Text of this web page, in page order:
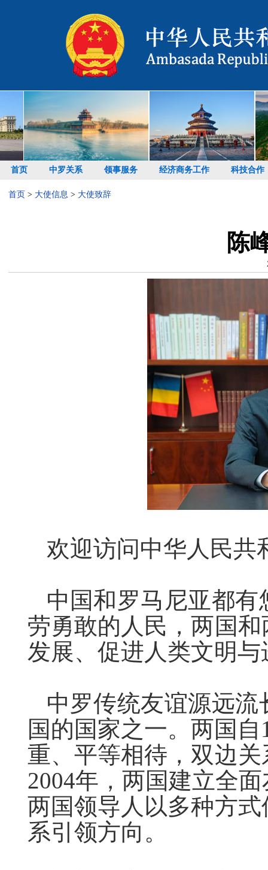
首页 中罗关系 领事服务 经济商务工作 科技合作
首页 > 大使信息 > 大使致辞
陈
欢迎访问中华人民共
中 国和罗马尼亚都
劳勇敢的人民，两国
发展、促进人类文明
中罗传统友谊源远
国的国家之一。两国
重、平等相待，双边
2004年，两国建立全
两国领导人以多种方
系引领方向。